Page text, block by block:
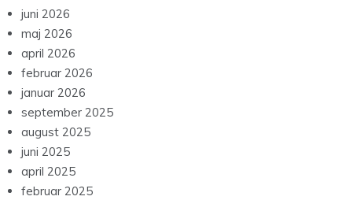
juni 2026
maj 2026
april 2026
februar 2026
januar 2026
september 2025
august 2025
juni 2025
april 2025
februar 2025